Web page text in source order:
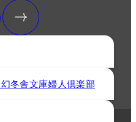
冬舎文庫婦人倶楽部